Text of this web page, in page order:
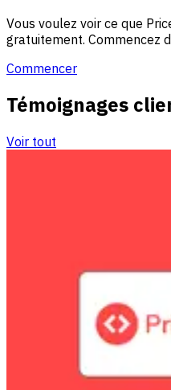
Vous voulez voir ce que
gratuitement. Commencez
Commencer
Témoignages
Voir tout